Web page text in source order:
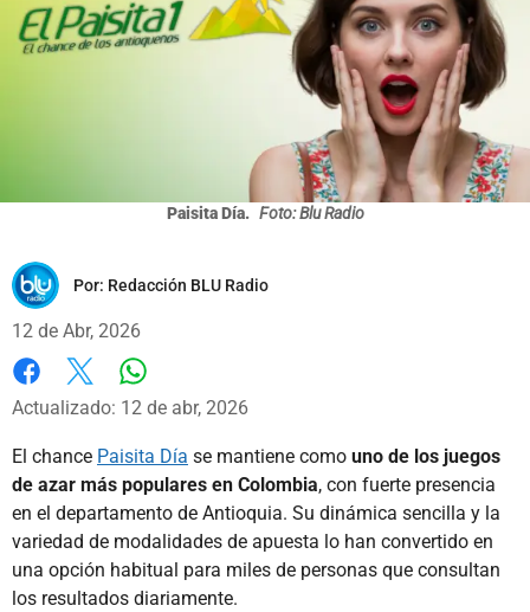
Paisita Día. Foto: Blu Radio
Por: Redacción BLU Radio
12 de Abr, 2026
Facebook
X
Actualizado: 12 de abr, 2026
El chance Paisita Día se mantiene como uno de los juegos
de azar más populares en Colombia, con fuerte presencia
en el departamento de Antioquia. Su dinámica sencilla y la
variedad de modalidades de apuesta lo han convertido en
una opción habitual para miles de personas que consultan
los resultados diariamente.